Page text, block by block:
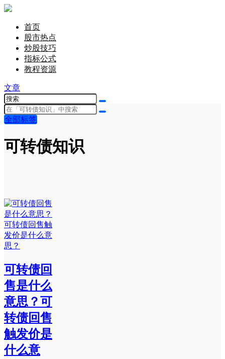
首页
股市热点
炒股技巧
指标公式
教程资源
文章
全部标签
可转债知识
可转债回
售是什么
意思？可
转债回售
触发价是
什么意